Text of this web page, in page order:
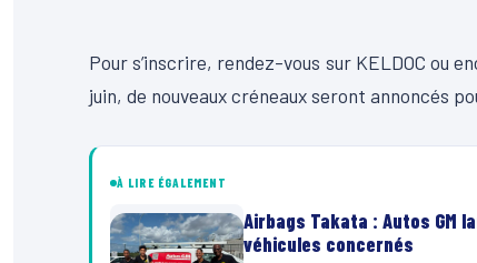
Pour s’inscrire, rendez-vous sur KELDOC ou
juin, de nouveaux créneaux seront annoncés
À LIRE ÉGALEMENT
Airbags Takata : Autos GM
véhicules concernés